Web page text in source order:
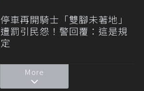
停車再開騎士「雙腳未著地」
遭罰引民怨！警回覆：這是規
定
More